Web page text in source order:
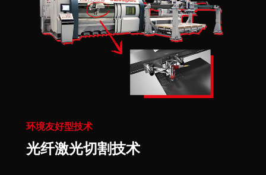
环境友好型技术
光纤激光切割技术